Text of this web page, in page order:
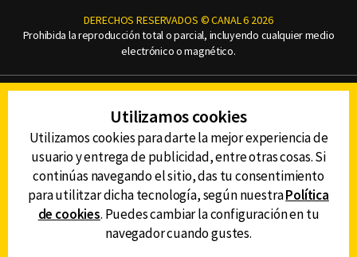
DERECHOS RESERVADOS © CANAL 6 2026
Prohibida la reproducción total o parcial, incluyendo cualquier medio
electrónico o magnético.
AVISO DE PRIVACIDAD
AVISO LEGAL
DEFENSORÍA DE LAS AUDIENCIAS
DESCARGA LA APP DE CANAL 6
Utilizamos cookies
Utilizamos cookies para darte la mejor experiencia de
usuario y entrega de publicidad, entre otras cosas. Si
continúas navegando el sitio, das tu consentimiento
para utilitzar dicha tecnología, según nuestraPolítica
de cookies. Puedes cambiar la configuración en tu
navegador cuando gustes.